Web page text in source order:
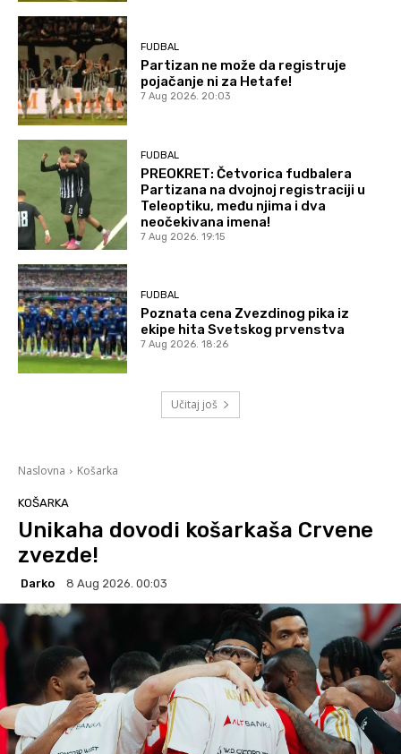
FUDBAL
Partizan ne može da registruje
pojačanje ni za Hetafe!
7 Aug 2026. 20:03
FUDBAL
PREOKRET: Četvorica fudbalera
Partizana na dvojnoj registraciji u
Teleoptiku, među njima i dva
neočekivana imena!
7 Aug 2026. 19:15
FUDBAL
Poznata cena Zvezdinog pika iz
ekipe hita Svetskog prvenstva
7 Aug 2026. 18:26
Učitaj još